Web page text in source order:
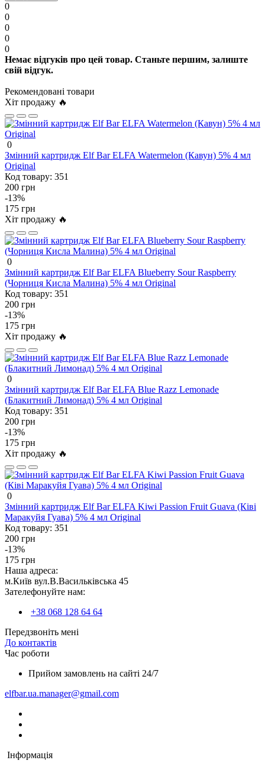
0
0
0
0
0
Немає відгуків про цей товар. Станьте першим, залиште
свій відгук.
Рекомендовані товари
Хіт продажу 🔥
0
Змінний картридж Elf Bar ELFA Watermelon (Кавун) 5% 4 мл
Original
Код товару: 351
200 грн
-13%
175 грн
Хіт продажу 🔥
0
Змінний картридж Elf Bar ELFA Blueberry Sour Raspberry
(Чорниця Кисла Малина) 5% 4 мл Original
Код товару: 351
200 грн
-13%
175 грн
Хіт продажу 🔥
0
Змінний картридж Elf Bar ELFA Blue Razz Lemonade
(Блакитний Лимонад) 5% 4 мл Original
Код товару: 351
200 грн
-13%
175 грн
Хіт продажу 🔥
0
Змінний картридж Elf Bar ELFA Kiwi Passion Fruit Guava (Ківі
Маракуйя Гуава) 5% 4 мл Original
Код товару: 351
200 грн
-13%
175 грн
Наша адреса:
м.Київ вул.В.Васильківська 45
Зателефонуйте нам:
+38 068 128 64 64
Передзвоніть мені
До контактів
Час роботи
Прийом замовлень на сайті 24/7
elfbar.ua.manager@gmail.com
Інформація